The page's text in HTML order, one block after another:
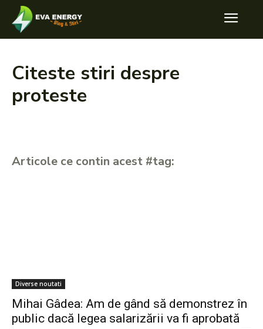
Citeste stiri despre
proteste
Articole ce contin acest #tag:
Diverse noutati
Mihai Gâdea: Am de gând să demonstrez în
public dacă legea salarizării va fi aprobată